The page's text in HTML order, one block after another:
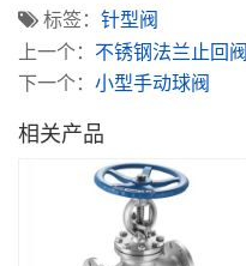
标签： 针型阀
上一个： 不锈钢法兰止回阀
下一个： 小型手动球阀
相关产品